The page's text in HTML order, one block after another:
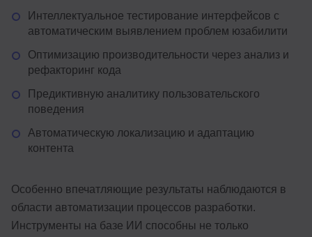
Интеллектуальное тестирование интерфейсов с
автоматическим выявлением проблем юзабилити
Оптимизацию производительности через анализ и
рефакторинг кода
Предиктивную аналитику пользовательского
поведения
Автоматическую локализацию и адаптацию
контента
Особенно впечатляющие результаты наблюдаются в
области автоматизации процессов разработки.
Инструменты на базе ИИ способны не только